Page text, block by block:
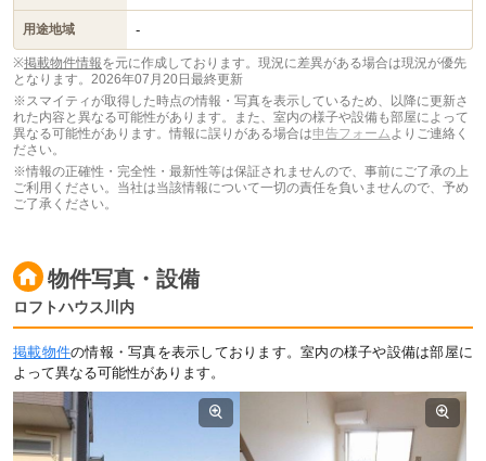
用途地域 -
※掲載物件情報を元に作成しております。現況に差異がある場合は現況が優先
となります。 2026年07月20日最終更新
※スマイティが取得した時点の情報・写真を表示しているため、以降に更新さ
れた内容と異なる可能性があります。また、室内の様子や設備も部屋によって
異なる可能性があります。情報に誤りがある場合は申告フォームよりご連絡く
ださい。
※情報の正確性・完全性・最新性等は保証されませんので、事前にご了承の上
ご利用ください。当社は当該情報について一切の責任を負いませんので、予め
ご了承ください。
物件写真・設備
ロフトハウス川内
掲載物件の情報・写真を表示しております。室内の様子や設備は部屋に
よって異なる可能性があります。